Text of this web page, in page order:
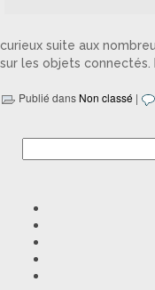
curieux suite aux
sur les objets connectés.
Publié dans Non classé |